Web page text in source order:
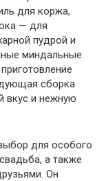
для коржа,
— для
пудрой и
миндальные
сборка
вкус и нежную
для особого
а также
Он